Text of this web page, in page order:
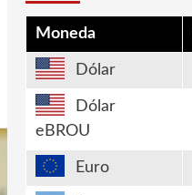
Moneda
Dólar
Dólar
eBROU
Euro